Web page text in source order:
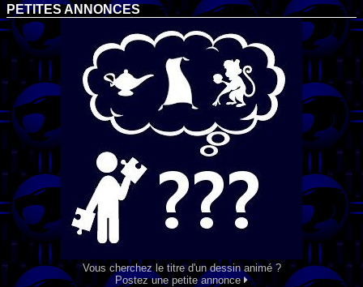
PETITES ANNONCES
Vous cherchez le titre d'un dessin animé ?
Postez une petite annonce